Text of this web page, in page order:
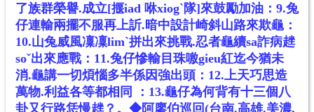
了族群榮譽.成立[揠iad 咻xiogˋ隊]來鼓勵加油： 9.兔
仔連輸兩擺不服再上訢.暗中設計崎斜山路來欺龜：
10.山兔威風凜凜limˋ拼出來挑戰.忍者龜續sa詐病趖
soˇ出來應戰： 11.兔仔慘輸目珠噭gieu紅迄今猶未
消.龜講一切煩惱多半係因強出頭： 12.上天巧思造
萬物.利益各等都相同 ：13.龜仔為何背有十三個八
卦又行路恁慢趖？。◆阿廖伯巡回(台南.高雄.美濃,